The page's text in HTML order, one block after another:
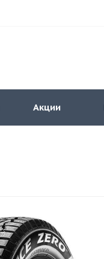
Акции